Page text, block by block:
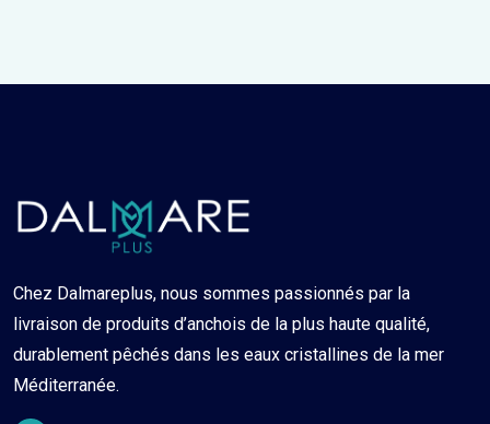
Chez Dalmareplus, nous sommes passionnés par la
livraison de produits d’anchois de la plus haute qualité,
durablement pêchés dans les eaux cristallines de la mer
Méditerranée.